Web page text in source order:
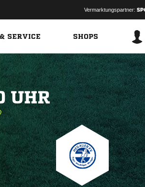
Vermarktungspartner:
SERVICE SHOPS
